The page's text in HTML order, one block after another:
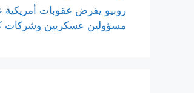
روبيو يفرض عقوبات أمريكية
مسؤولين عسكريين وشركات